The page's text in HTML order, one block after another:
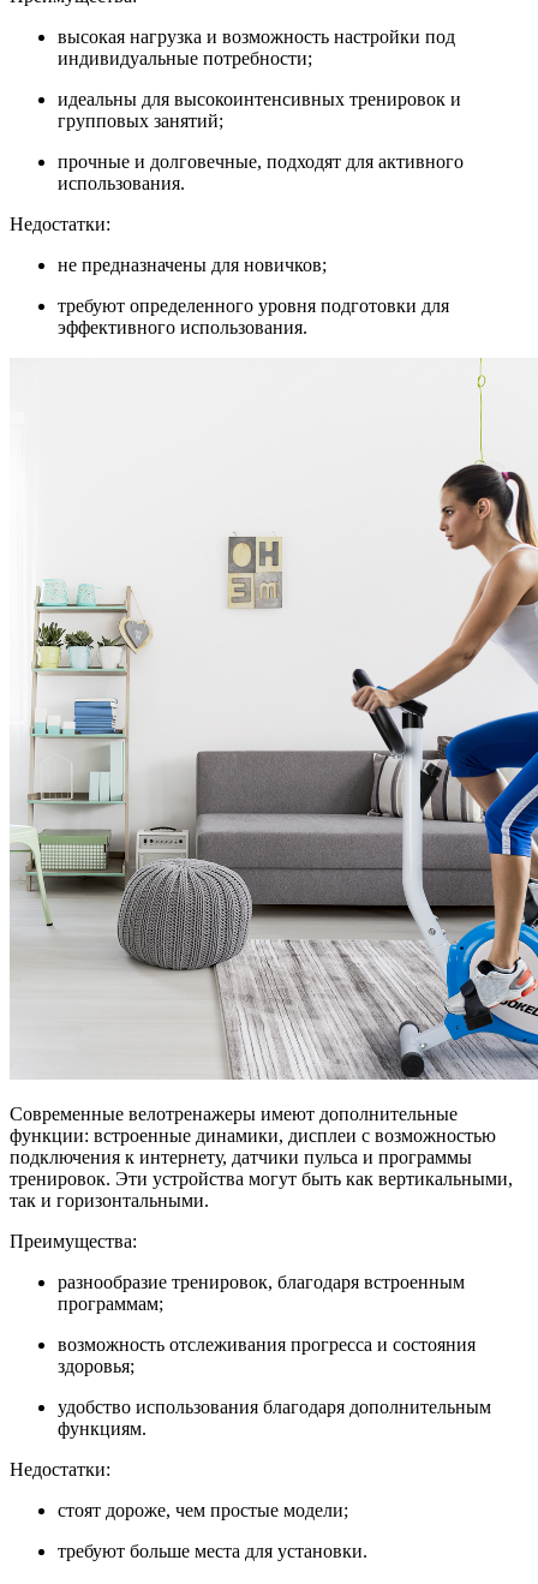
высокая нагрузка и возможность настройки под
индивидуальные потребности;
идеальны для высокоинтенсивных тренировок и
групповых занятий;
прочные и долговечные, подходят для активного
использования.
Недостатки:
не предназначены для новичков;
требуют определенного уровня подготовки для
эффективного использования.
Современные велотренажеры имеют дополнительные
функции: встроенные динамики, дисплеи с возможностью
подключения к интернету, датчики пульса и программы
тренировок. Эти устройства могут быть как вертикальными,
так и горизонтальными.
Преимущества:
разнообразие тренировок, благодаря встроенным
программам;
возможность отслеживания прогресса и состояния
здоровья;
удобство использования благодаря дополнительным
функциям.
Недостатки:
стоят дороже, чем простые модели;
требуют больше места для установки.